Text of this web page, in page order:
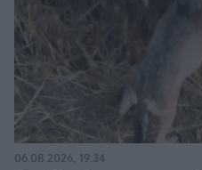
06.08.2026, 19:34